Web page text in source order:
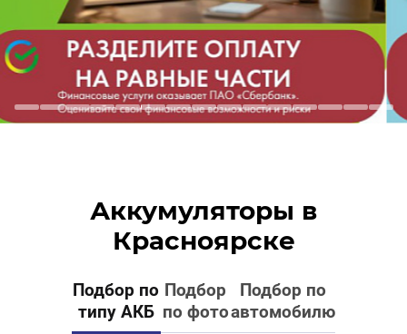
Аккумуляторы в
Красноярске
Подбор по
типу АКБ
Подбор
по фото
Подбор по
автомобилю